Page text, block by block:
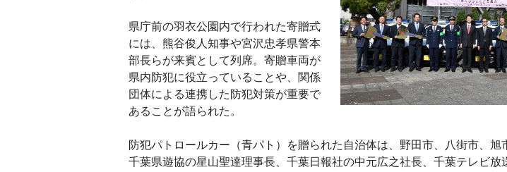
県庁前の羽衣公園内で行われた寄贈式
には、熊谷俊人知事や宮沢忠孝県警本
部長らが来賓として列席。寄贈車両が
県内防犯に役立っていることや、関係
団体による連携した防犯対策が重要で
あることが語られた。
防犯パトロールカー（青パト）を贈られた自治体は、野田市、八街市、旭
千葉県遊協の星山聖達理事長、千葉日報社の中元広之社長、千葉テレビ放